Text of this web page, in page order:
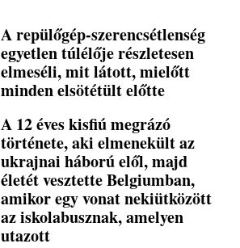
A repülőgép-szerencsétlenség
egyetlen túlélője részletesen
elmeséli, mit látott, mielőtt
minden elsötétült előtte
A 12 éves kisfiú megrázó
története, aki elmenekült az
ukrajnai háború elől, majd
életét vesztette Belgiumban,
amikor egy vonat nekiütközött
az iskolabusznak, amelyen
utazott